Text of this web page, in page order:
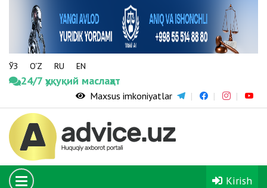
ЎЗ O‘Z RU EN
24/7 ҳуқуқий маслаҳат
Maxsus imkoniyatlar
Kirish